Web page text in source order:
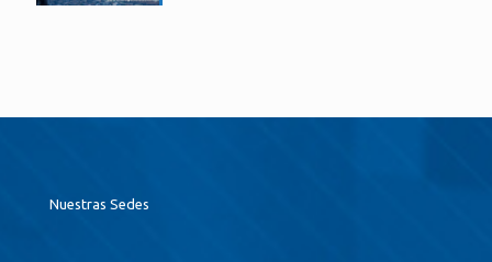
Nuestras Sedes